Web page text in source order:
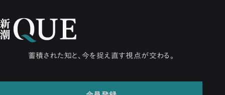
蓄積された知と、今を捉え直す視点が交わる。